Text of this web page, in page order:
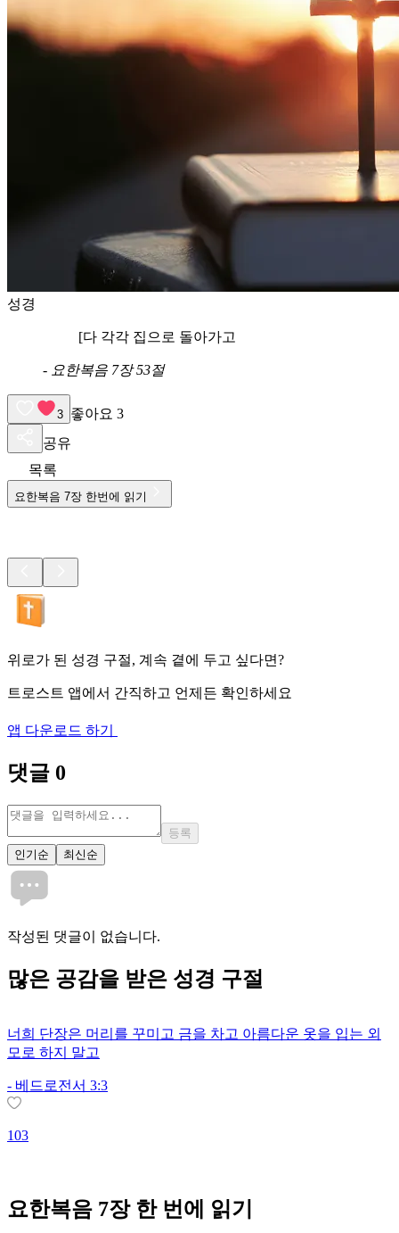
성경
[다 각각 집으로 돌아가고
- 요한복음 7장 53절
3 좋아요 3
공유
목록
요한복음 7장 한번에 읽기
위로가 된 성경 구절, 계속 곁에 두고 싶다면?
트로스트 앱에서 간직하고 언제든 확인하세요
앱 다운로드 하기
댓글 0
등록
인기순
최신순
작성된 댓글이 없습니다.
많은 공감을 받은 성경 구절
너희 단장은 머리를 꾸미고 금을 차고 아름다운 옷을 입는 외
모로 하지 말고
- 베드로전서 3:3
103
요한복음 7장 한 번에 읽기